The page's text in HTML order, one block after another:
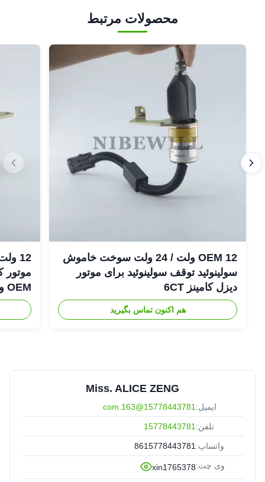
محصولات مرتبط
OEM 12 ولت / 24 ولت سوخت خاموش
سولینوئید توقف سولینوئید برای موتور
دیزل کامینز 6CT
هم اکنون تماس بگیرید
OEM و جدید Shutoff
Miss. ALICE ZENG
ایمیل: 15778443781@163.com
تلفن: 15778443781
واتساپ: 8615778443781
وی چت:xin1765378